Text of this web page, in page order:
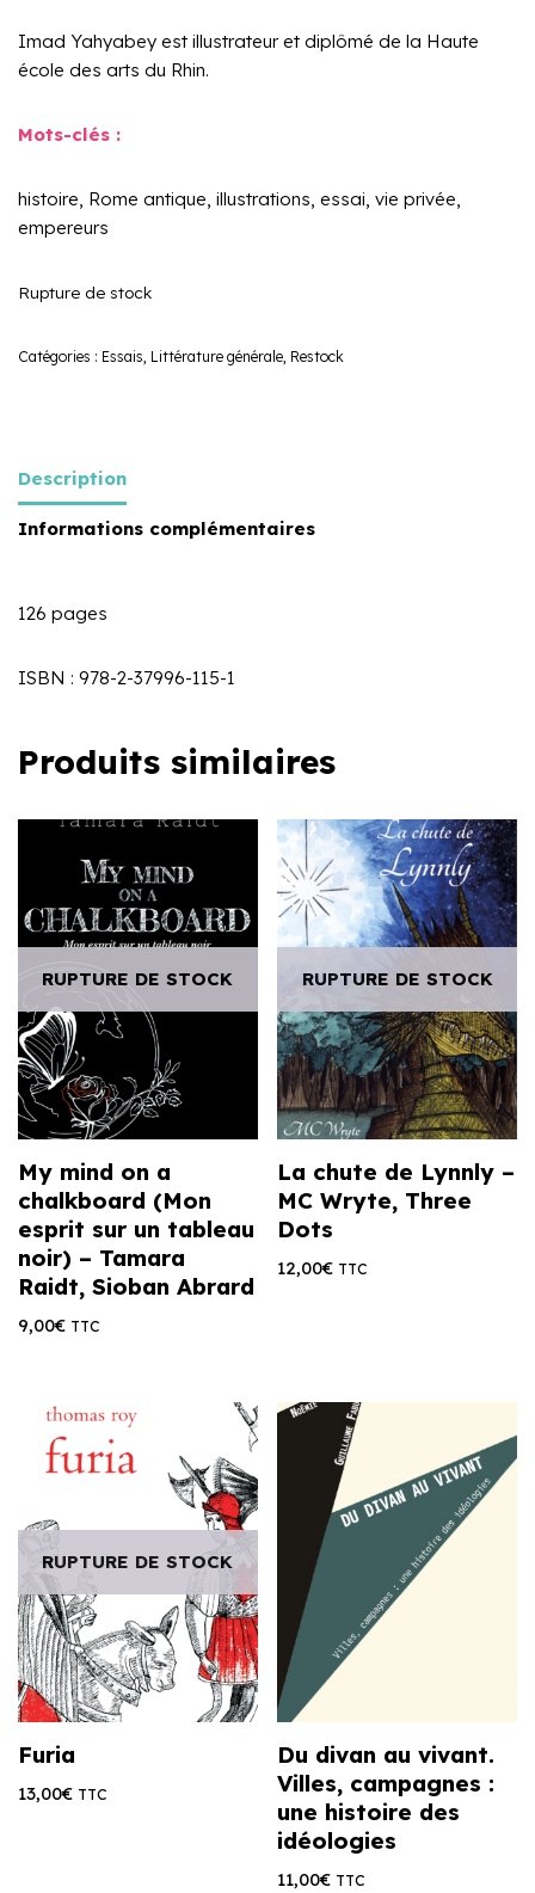
Imad Yahyabey est illustrateur et diplômé de la Haute
école des arts du Rhin.
Mots-clés :
histoire, Rome antique, illustrations, essai, vie privée,
empereurs
Rupture de stock
Catégories : Essais, Littérature générale, Restock
Description
Informations complémentaires
126 pages
ISBN : 978-2-37996-115-1
Produits similaires
RUPTURE DE STOCK
My mind on a
chalkboard (Mon
esprit sur un tableau
noir) – Tamara
Raidt, Sioban Abrard
9,00€ TTC
RUPTURE DE STOCK
La chute de Lynnly –
MC Wryte, Three
Dots
12,00€ TTC
RUPTURE DE STOCK
Furia
13,00€ TTC
Du divan au vivant.
Villes, campagnes :
une histoire des
idéologies
11,00€ TTC